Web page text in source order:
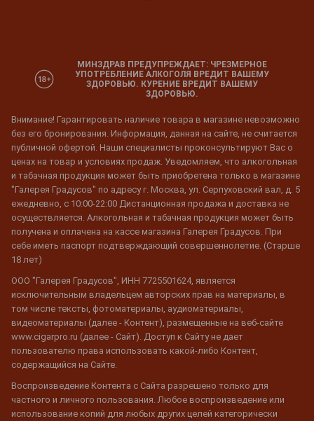
МИНЗДРАВ ПРЕДУПРЕЖДАЕТ: ЧРЕЗМЕРНОЕ
УПОТРЕБЛЕНИЕ АЛКОГОЛЯ ВРЕДИТ ВАШЕМУ
ЗДОРОВЬЮ. КУРЕНИЕ ВРЕДИТ ВАШЕМУ
ЗДОРОВЬЮ.
Внимание! Гарантировать наличие товара в магазине невозможно
без его бронирования. Информация, данная на сайте, не считается
публичной офертой. Наши специалисты проконсультируют Вас о
ценах на товар и условиях продаж. Уведомляем, что алкогольная
и табачная продукция может быть приобретена только в магазине
"Галерея Градусов" по адресу г. Москва, ул. Серпуховский вал, д. 5
ежедневно, с 10:00-22:00 Дистанционная продажа и доставка не
осуществляется. Алкогольная и табачная продукция может быть
получена и оплачена на кассе магазина Галерея Градусов. При
себе иметь паспорт подтверждающий совершеннолетие. (Старше
18 лет)
ООО "Галерея Градусов", ИНН 7725501624, является
исключительным владельцем авторских прав на материалы, в
том числе тексты, фотоматериалы, аудиоматериалы,
видеоматериалы (далее - Контент), размещенные на веб-сайте
www.cigarpro.ru (далее - Сайт). Доступ к Сайту не дает
пользователю права использовать какой-либо Контент,
содержащийся на Сайте.
Воспроизведение Контента с Сайта разрешено только для
частного и личного пользования. Любое воспроизведение или
использование копий для любых других целей категорически